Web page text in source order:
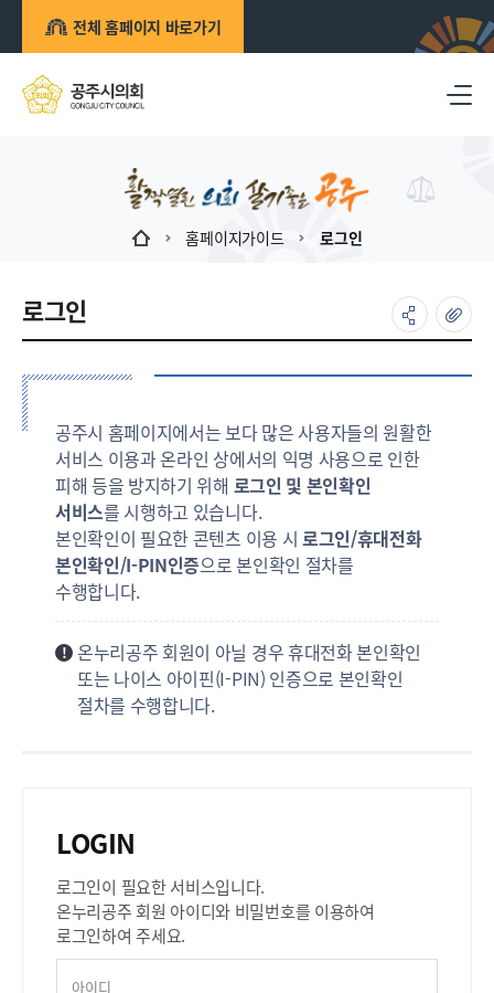
전체 홈페이지 바로가기
홈페이지가이드 로그인
로그인
공주시 홈페이지에서는 보다 많은 사용자들의 원활한
서비스 이용과 온라인 상에서의 익명 사용으로 인한
피해 등을 방지하기 위해 로그인 및 본인확인
서비스를 시행하고 있습니다.
본인확인이 필요한 콘텐츠 이용 시 로그인/휴대전화
본인확인/I-PIN인증으로 본인확인 절차를
수행합니다.
온누리공주 회원이 아닐 경우 휴대전화 본인확인
또는 나이스 아이핀(I-PIN) 인증으로 본인확인
절차를 수행합니다.
LOGIN
로그인이 필요한 서비스입니다.
온누리공주 회원 아이디와 비밀번호를 이용하여
로그인하여 주세요.